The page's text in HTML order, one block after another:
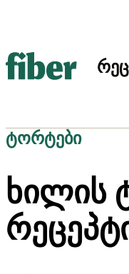
ტორტები
ᲮᲘᲚᲘᲡ